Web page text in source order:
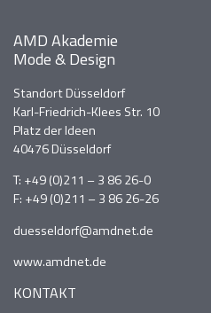
AMD Akademie
Mode & Design
Standort Düsseldorf
Karl-Friedrich-Klees Str. 10
Platz der Ideen
40476 Düsseldorf
T: +49 (0)211 – 3 86 26-0
F: +49 (0)211 – 3 86 26-26
duesseldorf@amdnet.de
www.amdnet.de
KONTAKT